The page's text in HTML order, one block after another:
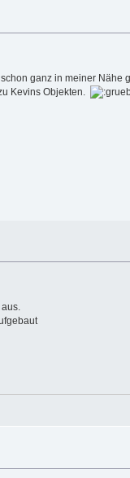
ganz in meiner
Kevins Objekten.